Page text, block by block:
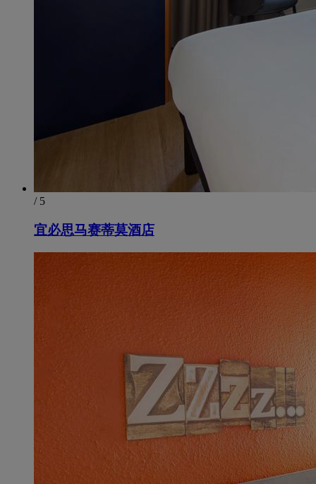
/ 5
宜必思马赛蒂莫酒店